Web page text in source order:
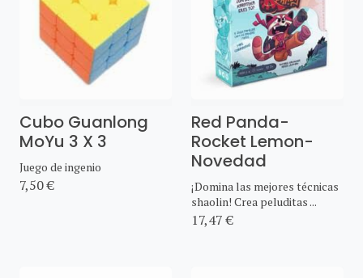
Cubo Guanlong
MoYu 3 X 3
Juego de ingenio
7,50 €
Red Panda-
Rocket Lemon-
Novedad
¡Domina las mejores técnicas
shaolin! Crea peluditas ...
17,47 €